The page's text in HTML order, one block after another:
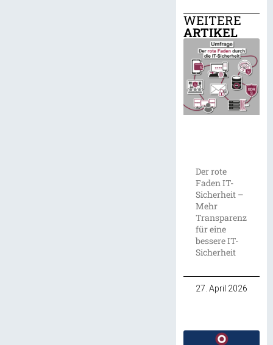
WEITERE
ARTIKEL
Der rote
Faden IT-
Sicherheit –
Mehr
Transparenz
für eine
bessere IT-
Sicherheit
27. April 2026